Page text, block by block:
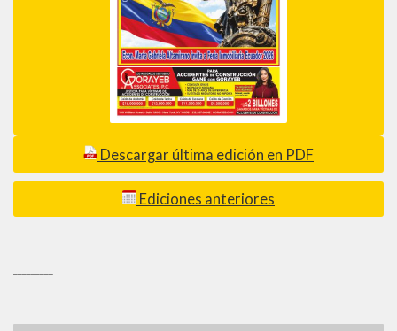
Descargar última edición en PDF
Ediciones anteriores